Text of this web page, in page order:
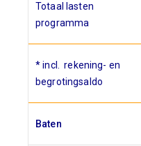
Totaal lasten
programma
* incl. rekening- en
begrotingsaldo
Baten